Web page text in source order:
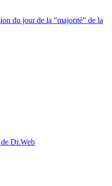
du jour de la "majorité" de la
Dr.Web